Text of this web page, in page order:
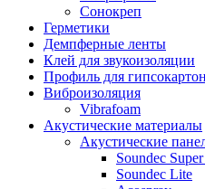
Сонокреп
Герметики
Демпферные ленты
Клей для звукоизоляции
Профиль для
Виброизоляция
Vibrafoam
Акустические материалы
Акустические
Soundec
Soundec Lite